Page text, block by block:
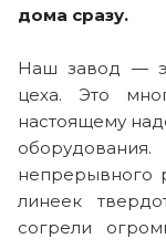
дома сразу.
Наш завод —
цеха. Это
настоящему
непрерывного
линеек
согрели